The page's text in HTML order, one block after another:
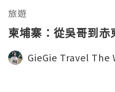
旅遊
柬埔寨：從吳哥到赤
GieGie Travel The